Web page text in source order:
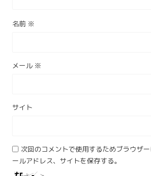
名前 ※
メール ※
サイト
次回のコメントで使用するためブラウザ
ールアドレス、サイトを保存する。